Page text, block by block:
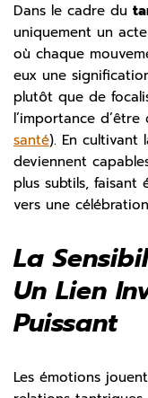
Dans le cadre du
uniquement un
où chaque
eux une
plutôt que de
l’importance
santé). En cultivant
deviennent
plus subtils, faisant
vers une
La
Un Lien
Puissant
Les émotions